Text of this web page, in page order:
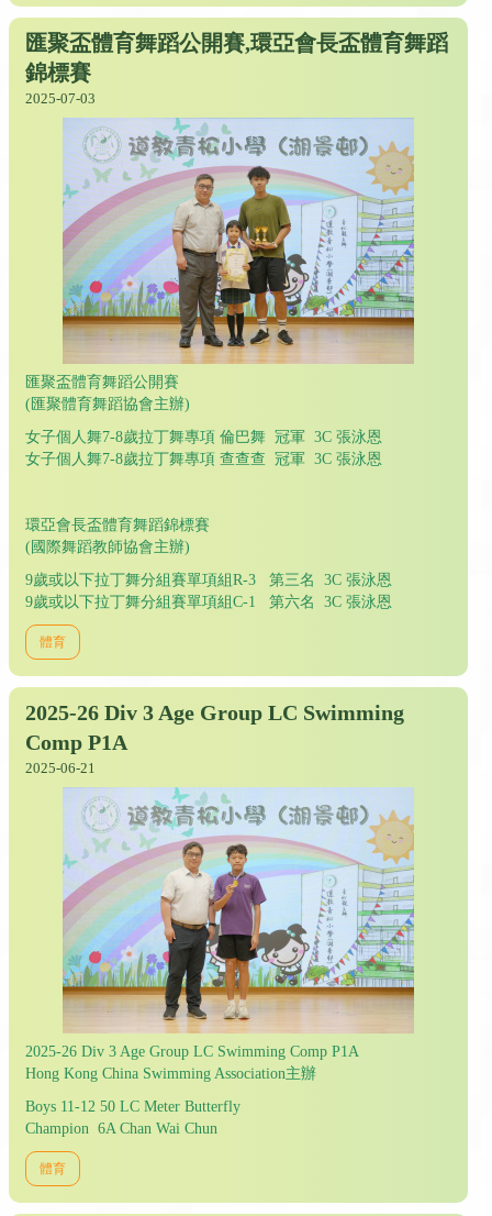
匯聚盃體育舞蹈公開賽,環亞會長盃體育舞蹈
錦標賽
2025-07-03
匯聚盃體育舞蹈公開賽
(匯聚體育舞蹈協會主辦)
女子個人舞7-8歲拉丁舞專項 倫巴舞 冠軍 3C 張泳恩
女子個人舞7-8歲拉丁舞專項 查查查 冠軍 3C 張泳恩
環亞會長盃體育舞蹈錦標賽
(國際舞蹈教師協會主辦)
9歲或以下拉丁舞分組賽單項組R-3 第三名 3C 張泳恩
9歲或以下拉丁舞分組賽單項組C-1 第六名 3C 張泳恩
體育
2025-26 Div 3 Age Group LC Swimming
Comp P1A
2025-06-21
2025-26 Div 3 Age Group LC Swimming Comp P1A
Hong Kong China Swimming Association主辦
Boys 11-12 50 LC Meter Butterfly
Champion 6A Chan Wai Chun
體育